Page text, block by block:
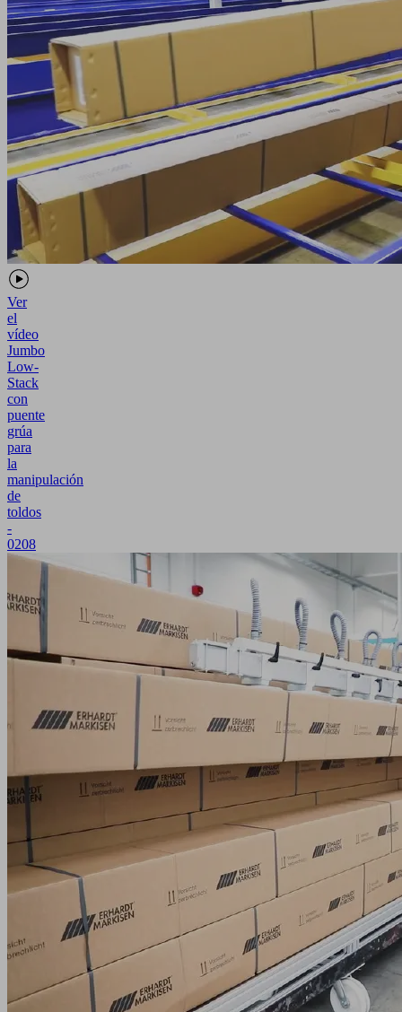
Ver
el
vídeo
Jumbo
Low-
Stack
con
puente
grúa
para
la
manipulación
de
toldos
-
0208